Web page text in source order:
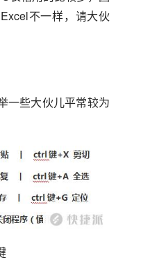
不一样，请大伙
一些大伙儿平常较为